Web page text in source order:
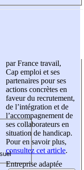
par France travail,
Cap emploi et ses
partenaires pour ses
actions concrètes en
faveur du recrutement,
de l’intégration et de
l’accompagnement de
ses collaborateurs en
situation de handicap.
Pour en savoir plus,
consultez cet article.
Entreprise adaptée